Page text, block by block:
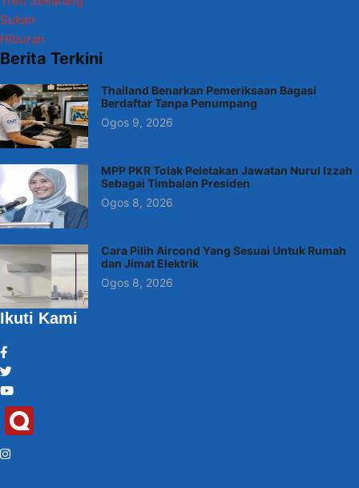
Sukan
Hiburan
Berita Terkini
Thailand Benarkan Pemeriksaan Bagasi
Berdaftar Tanpa Penumpang
Ogos 9, 2026
MPP PKR Tolak Peletakan Jawatan Nurul Izzah
Sebagai Timbalan Presiden
Ogos 8, 2026
Cara Pilih Aircond Yang Sesuai Untuk Rumah
dan Jimat Elektrik
Ogos 8, 2026
Ikuti Kami